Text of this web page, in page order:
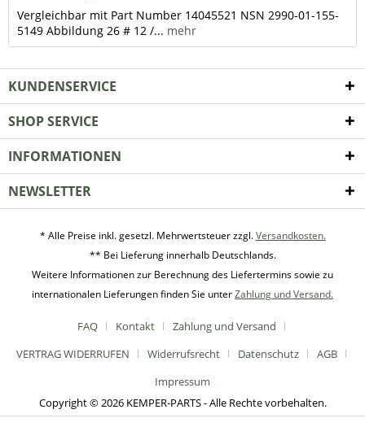
Vergleichbar mit Part Number 14045521 NSN 2990-01-155-
5149 Abbildung 26 # 12 /... mehr
KUNDENSERVICE
SHOP SERVICE
INFORMATIONEN
NEWSLETTER
* Alle Preise inkl. gesetzl. Mehrwertsteuer zzgl.Versandkosten.
** Bei Lieferung innerhalb Deutschlands.
Weitere Informationen zur Berechnung des Liefertermins sowie zu
internationalen Lieferungen finden Sie unterZahlung und Versand.
FAQ Kontakt
Zahlung und Versand
VERTRAG WIDERRUFEN
Widerrufsrecht Datenschutz
AGB
Impressum
Copyright © 2026 KEMPER-PARTS - Alle Rechte vorbehalten.